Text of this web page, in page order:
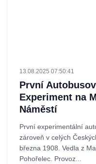
13.08.2025 07:50:41
První
Experiment na
Náměstí
První experimentální
zároveň v celých
března 1908. Vedla z
Pohořelec. Provoz...